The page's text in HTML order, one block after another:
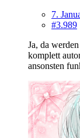
7.
#3.989
Ja, da
komplett
ansonsten